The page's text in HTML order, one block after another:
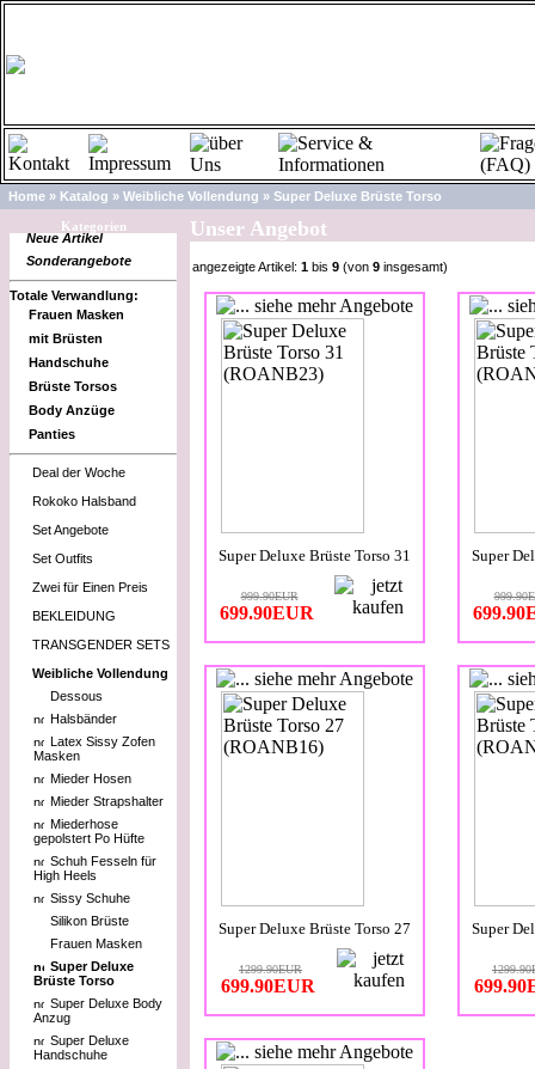
Home » Katalog » Weibliche Vollendung » Super Deluxe Brüste Torso
Kategorien
Neue Artikel
Sonderangebote
Totale Verwandlung:
Frauen Masken
mit Brüsten
Handschuhe
Brüste Torsos
Body Anzüge
Panties
Deal der Woche
Rokoko Halsband
Set Angebote
Set Outfits
Zwei für Einen Preis
BEKLEIDUNG
TRANSGENDER SETS
Weibliche Vollendung
Dessous
Halsbänder
Latex Sissy Zofen
Masken
Mieder Hosen
Mieder Strapshalter
Miederhose
gepolstert Po Hüfte
Schuh Fesseln für
High Heels
Sissy Schuhe
Silikon Brüste
Frauen Masken
Super Deluxe
Brüste Torso
Super Deluxe Body
Anzug
Super Deluxe
Handschuhe
Unser Angebot
angezeigte Artikel: 1 bis 9 (von 9 insgesamt)
Super Deluxe Brüste Torso 31
999.90EUR
699.90EUR
Super
Super Deluxe Brüste Torso 27
1299.90EUR
699.90EUR
Super